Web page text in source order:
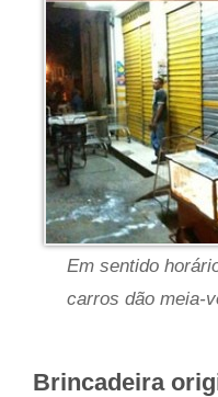
Em sentido
carros dão meia-
Brincadeira